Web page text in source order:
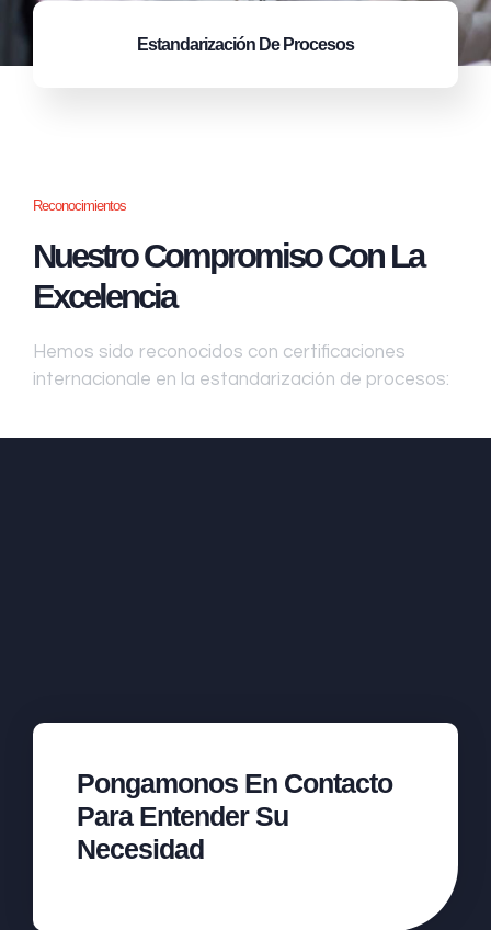
Estandarización De Procesos
Reconocimientos
Nuestro Compromiso Con La
Excelencia
Hemos sido reconocidos con certificaciones
internacionale en la estandarización de procesos:
Pongamonos En Contacto
Para Entender Su
Necesidad